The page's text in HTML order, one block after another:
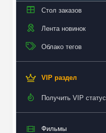
Стол заказов
Лента новинок
Облако тегов
VIP раздел
Получить VIP статус
Фильмы